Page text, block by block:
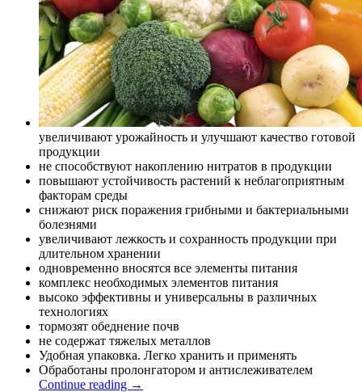
увеличивают урожайность и улучшают качество готовой
продукции
не способствуют накоплению нитратов в продукции
повышают устойчивость растений к неблагоприятным
факторам среды
снижают риск поражения грибными и бактериальными
болезнями
увеличивают лежкость и сохранность продукции при
длительном хранении
одновременно вносятся все элементы питания
комплекс необходимых элементов питания
высоко эффективны и универсальны в различных
технологиях
тормозят обеднение почв
не содержат тяжелых металлов
Удобная упаковка. Легко хранить и применять
Обработаны пролонгатором и антислеживателем
Continue reading →